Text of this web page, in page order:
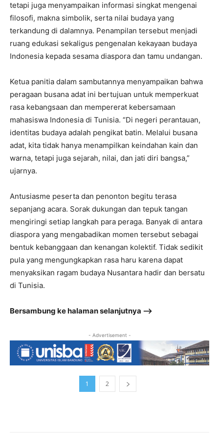
tetapi juga menyampaikan informasi singkat mengenai
filosofi, makna simbolik, serta nilai budaya yang
terkandung di dalamnya. Penampilan tersebut menjadi
ruang edukasi sekaligus pengenalan kekayaan budaya
Indonesia kepada sesama diaspora dan tamu undangan.
Ketua panitia dalam sambutannya menyampaikan bahwa
peragaan busana adat ini bertujuan untuk memperkuat
rasa kebangsaan dan mempererat kebersamaan
mahasiswa Indonesia di Tunisia. “Di negeri perantauan,
identitas budaya adalah pengikat batin. Melalui busana
adat, kita tidak hanya menampilkan keindahan kain dan
warna, tetapi juga sejarah, nilai, dan jati diri bangsa,”
ujarnya.
Antusiasme peserta dan penonton begitu terasa
sepanjang acara. Sorak dukungan dan tepuk tangan
mengiringi setiap langkah para peraga. Banyak di antara
diaspora yang mengabadikan momen tersebut sebagai
bentuk kebanggaan dan kenangan kolektif. Tidak sedikit
pula yang mengungkapkan rasa haru karena dapat
menyaksikan ragam budaya Nusantara hadir dan bersatu
di Tunisia.
Bersambung ke halaman selanjutnya –>
- Advertisement -
1 2